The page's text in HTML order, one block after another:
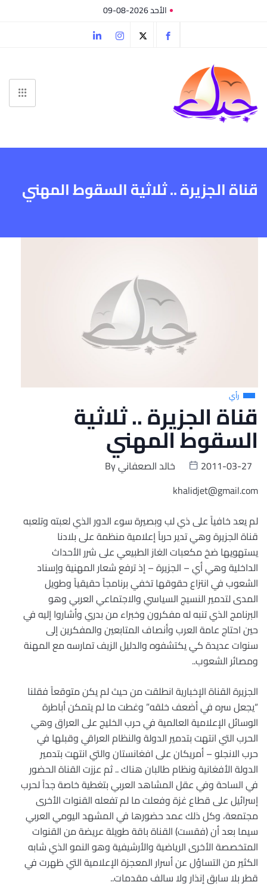
الأحد 2026-08-09
قناة الجزيرة .. ثلاثية السقوط المهني
رأي
قناة الجزيرة .. ثلاثية
السقوط المهني
Byخالد الصعفاني
2011-03-27
khalidjet@gmail.com
لم يعد خافياً على ذي لب وبصيرة سوء الدور الذي لعبته وتلعبه
قناة الجزيرة وهي تدير حرباً إعلامية منظمة على بلادنا
يستهويها ضخ مكعبات الغاز الطبيعي على شرر الأحداث
الداخلية وهي أي – الجزيرة – إذ ترفع شعار المهنية وإسناد
الشعوب في انتزاع حقوقها تخفي برنامجاً حقيقياً وطويل
المدى لتدمير النسيج السياسي والاجتماعي العربي وهو
البرنامج الذي تنبه له مفكرون وخبراء من بدري وأشاروا إليه في
حين احتاج عامة العرب وأنصاف المتابعين والمفكرين إلى
سنوات عديدة كي يكتشفوه والدليل الزيف تمارسه مع المهنة
ومصائر الشعوب..
الجزيرة القناة الإخبارية انطلقت من حيث لم يكن متوقعاً فقلنا
“يجعل سره في أضعف خلقه” وغطت ما لم يتمكن أباطرة
الوسائل الإعلامية العالمية في حرب الخليج على العراق وهي
الحرب التي انتهت بتدمير الدولة والنظام العراقي وقبلها في
حرب الانجلو – أمريكان على افغانستان والتي انتهت بتدمير
الدولة الأفغانية ونظام طالبان هناك .. ثم عززت القناة الحضور
في الساحة وفي عقل المشاهد العربي بتغطية خاصة جداً لحرب
إسرائيل على قطاع غزة وفعلت ما لم تفعله القنوات الأخرى
مجتمعة، وكل ذلك عمد حضورها في المشهد اليومي العربي
سيما بعد أن (فقست) القناة باقة طويلة عريضة من القنوات
المتخصصة الأخرى الرياضية والأرشيفية وهو النمو الذي شابه
الكثير من التساؤل عن أسرار المعجزة الإعلامية التي ظهرت في
قطر بلا سابق إنذار ولا سالف مقدمات..